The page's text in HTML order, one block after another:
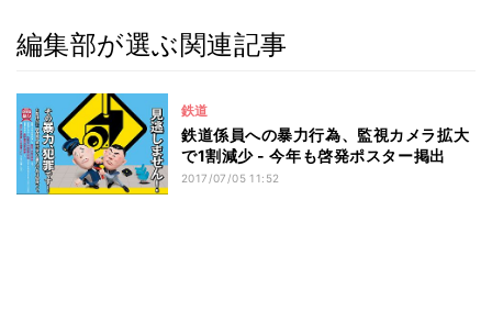
編集部が選ぶ関連記事
鉄道
鉄道係員への暴力行為、監視カメラ拡大
で1割減少 - 今年も啓発ポスター掲出
2017/07/05 11:52